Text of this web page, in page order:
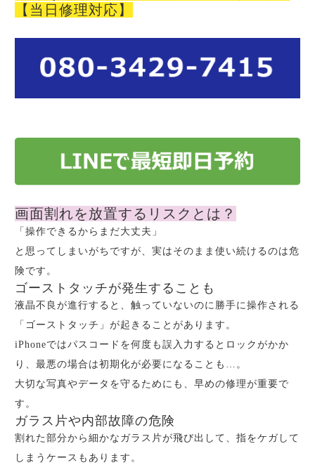
【当日修理対応】
画面割れを放置するリスクとは？
「操作できるからまだ大丈夫」
と思ってしまいがちですが、実はそのまま使い続けるのは危
険です。
ゴーストタッチが発生することも
液晶不良が進行すると、触っていないのに勝手に操作される
「ゴーストタッチ」が起きることがあります。
iPhoneではパスコードを何度も誤入力するとロックがかか
り、最悪の場合は初期化が必要になることも…。
大切な写真やデータを守るためにも、早めの修理が重要で
す。
ガラス片や内部故障の危険
割れた部分から細かなガラス片が飛び出して、指をケガして
しまうケースもあります。